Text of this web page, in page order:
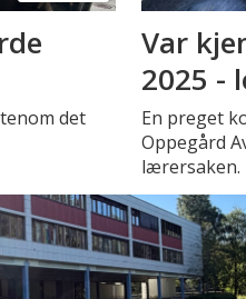
det
Var
2025 -
En preget
Oppegård
lærersaken.